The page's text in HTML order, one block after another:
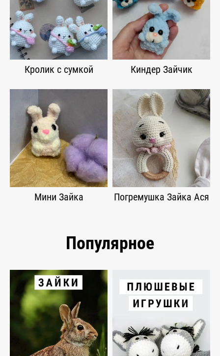
Кролик с сумкой Киндер Зайчик
Мини Зайка Погремушка Зайка Ася
Популярное